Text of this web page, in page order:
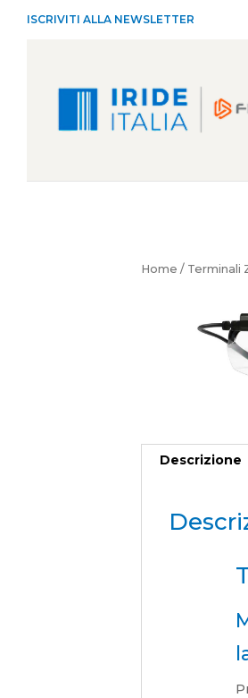
ISCRIVITI ALLA NEWSLETTER
Home / Terminali
Descrizione